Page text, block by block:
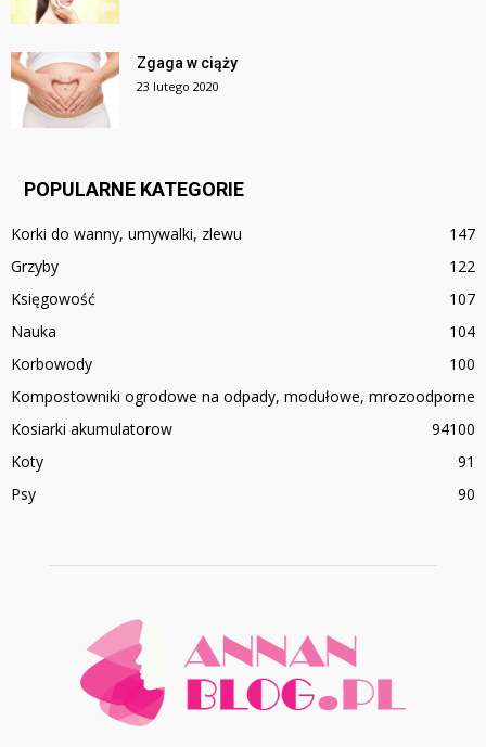
Zgaga w ciąży
23 lutego 2020
POPULARNE KATEGORIE
Korki do wanny, umywalki, zlewu
147
Grzyby
122
Księgowość
107
Nauka
104
Korbowody
100
Kompostowniki ogrodowe na odpady, modułowe, mrozoodporne
100
Kosiarki akumulatorow
94
Koty
91
Psy
90